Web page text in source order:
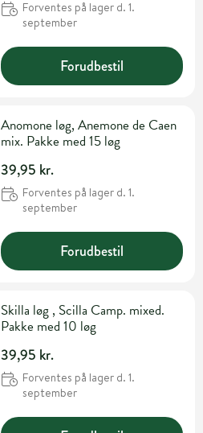
Forventes på lager d. 1.
september
Forudbestil
Anomone løg, Anemone de Caen
mix. Pakke med 15 løg
39,95 kr.
Forventes på lager d. 1.
september
Forudbestil
Skilla løg , Scilla Camp. mixed.
Pakke med 10 løg
39,95 kr.
Forventes på lager d. 1.
september